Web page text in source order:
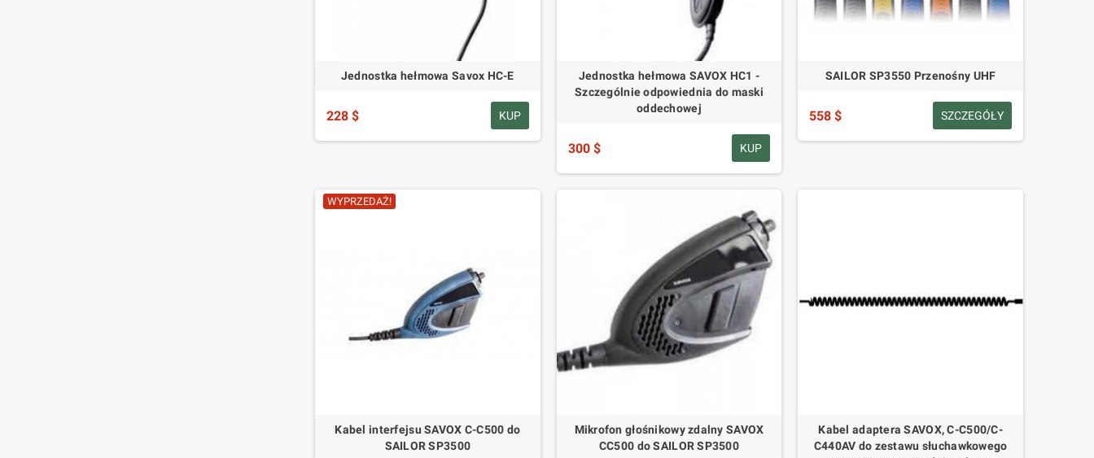
Jednostka hełmowa Savox HC-E
228 $ KUP
Jednostka hełmowa SAVOX HC1 -
Szczególnie odpowiednia do maski
oddechowej
300 $ KUP
SAILOR SP3550 Przenośny UHF
558 $ SZCZEGÓŁY
WYPRZEDAŻ!
Kabel interfejsu SAVOX C-C500 do
SAILOR SP3500
Mikrofon głośnikowy zdalny SAVOX
CC500 do SAILOR SP3500
Kabel adaptera SAVOX, C-C500/C-
C440AV do zestawu słuchawkowego